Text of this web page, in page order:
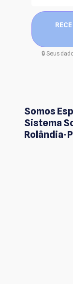
Somos
Sistema
Rolândia-
🔒 Seus